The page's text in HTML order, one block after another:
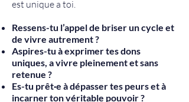
est unique a toi.
Ressens-tu l’appel de briser un cycle et
de vivre autrement ?
Aspires-tu à exprimer tes dons
uniques, a vivre pleinement et sans
retenue ?
Es-tu prêt·e à dépasser tes peurs et à
incarner ton véritable pouvoir ?